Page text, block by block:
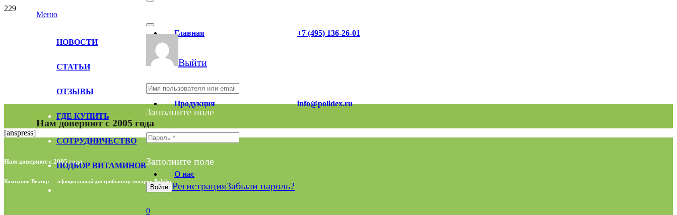
Меню
Нам доверяют с 2005 года
Главная
Продукция
О нас
+7 (495) 136-26-01
info@polidex.ru
НОВОСТИ
СТАТЬИ
ОТЗЫВЫ
ГДЕ КУПИТЬ
СОТРУДНИЧЕСТВО
ПОДБОР ВИТАМИНОВ
Выйти
Заполните поле
Заполните поле
Войти РегистрацияЗабыли пароль?
0
[anspress]
Нам доверяют с 2005 года
Компания Вектор — официальный дистрибьютор товаров Polidex